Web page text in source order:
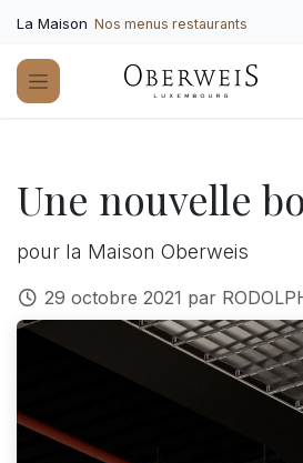
La Maison Nos menus restaurants
Une nouvelle
pour la Maison Oberweis
29 octobre 2021 par